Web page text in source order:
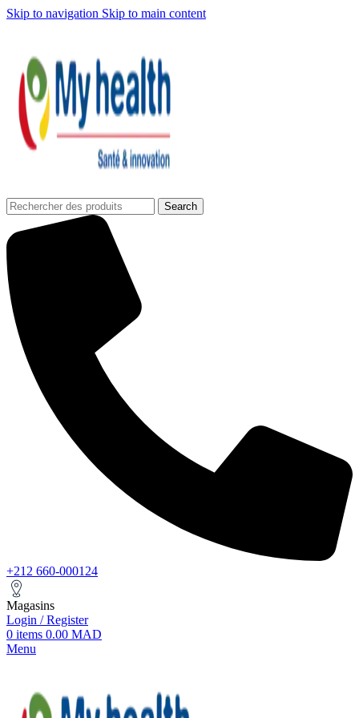
Skip to navigation Skip to main content
Search
+212 660-000124
Magasins
Login / Register
0 items 0.00 MAD
Menu